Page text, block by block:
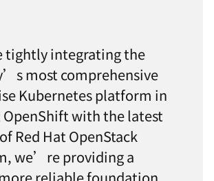
tightly integrating the
most comprehensive
Kubernetes platform in
OpenShift with the latest
Red Hat OpenStack
we’re providing a